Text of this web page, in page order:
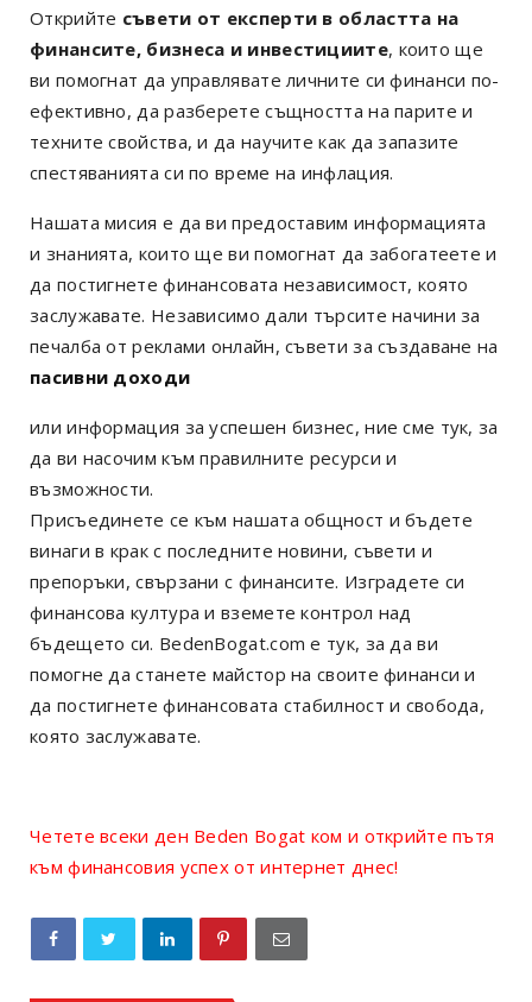
Открийте съвети от експерти в областта на
финансите, бизнеса и инвестициите, които ще
ви помогнат да управлявате личните си финанси по-
ефективно, да разберете същността на парите и
техните свойства, и да научите как да запазите
спестяванията си по време на инфлация.
Нашата мисия е да ви предоставим информацията
и знанията, които ще ви помогнат да забогатеете и
да постигнете финансовата независимост, която
заслужавате. Независимо дали търсите начини за
печалба от реклами онлайн, съвети за създаване на
пасивни доходи
или информация за успешен бизнес, ние сме тук, за
да ви насочим към правилните ресурси и
възможности.
Присъединете се към нашата общност и бъдете
винаги в крак с последните новини, съвети и
препоръки, свързани с финансите. Изградете си
финансова култура и вземете контрол над
бъдещето си. BedenBogat.com е тук, за да ви
помогне да станете майстор на своите финанси и
да постигнете финансовата стабилност и свобода,
която заслужавате.
Четете всеки ден Beden Bogat ком и открийте пътя
към финансовия успех от интернет днес!